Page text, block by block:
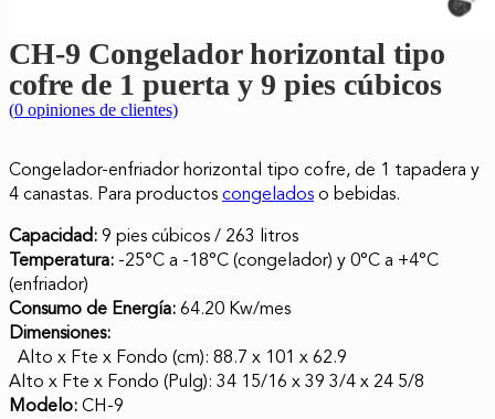
CH-9 Congelador horizontal tipo
cofre de 1 puerta y 9 pies cúbicos
(0 opiniones de clientes)
Congelador-enfriador horizontal tipo cofre, de 1 tapadera y
4 canastas. Para productoscongeladoso bebidas.
Capacidad:9 pies cúbicos / 263 litros
Temperatura: -25°C a -18°C (congelador) y 0°C a +4°C
(enfriador)
Consumo de Energía:64.20 Kw/mes
Dimensiones:
Alto x Fte x Fondo (cm): 88.7 x 101 x 62.9
Alto x Fte x Fondo (Pulg): 34 15/16 x 39 3/4 x 24 5/8
Modelo:CH-9